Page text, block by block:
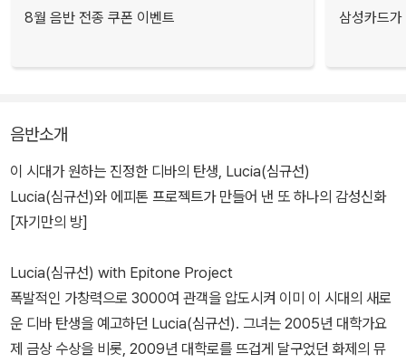
8월 음반 전종 쿠폰 이벤트 삼성카드
음반소개
이 시대가 원하는 진정한 디바의 탄생, Lucia(심규선)
Lucia(심규선)와 에피톤 프로젝트가 만들어 낸 또 하나의 감성신화
[자기만의 방]
Lucia(심규선) with Epitone Project
폭발적인 가창력으로 3000여 관객을 압도시켜 이미 이 시대의 새로
운 디바 탄생을 예고하던 Lucia(심규선). 그녀는 2005년 대학가요
제 금상 수상을 비롯, 2009년 대학로를 뜨겁게 달구었던 화제의 뮤